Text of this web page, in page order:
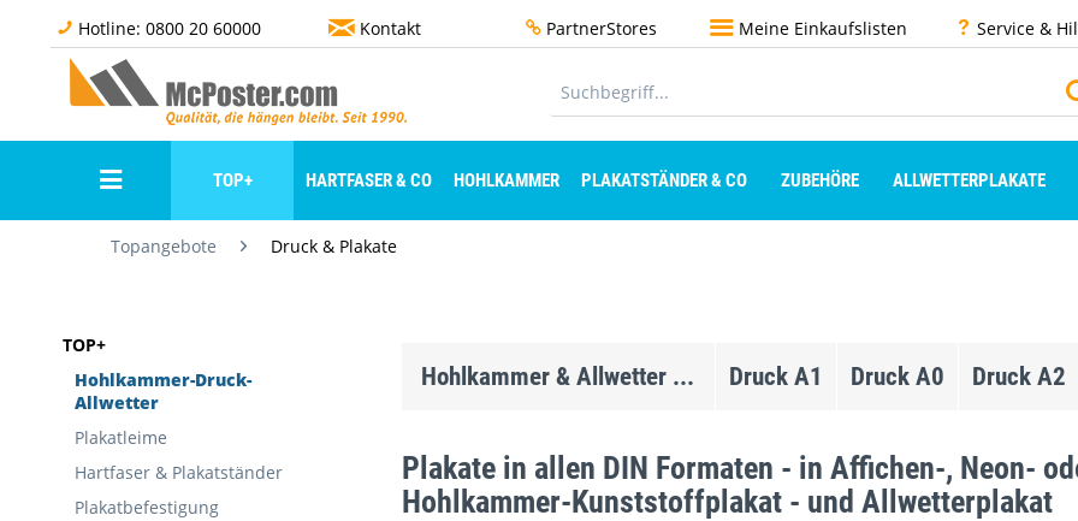
Hotline: 0800 20 60000 Kontakt PartnerStores Meine Einkaufslisten Service &
TOP+ HARTFASER & CO HOHLKAMMER PLAKATSTÄNDER & CO ZUBEHÖRE ALLWETTERPLAKATE
Topangebote Druck & Plakate
TOP+
Hohlkammer-Druck-
Allwetter
Plakatleime
Hartfaser & Plakatständer
Plakatbefestigung
Hohlkammer & Allwetter ... Druck A1 Druck A0 Druck A2
Plakate in allen DIN Formaten - in Affichen-, Neon-
Hohlkammer-Kunststoffplakat - und Allwetterplakat